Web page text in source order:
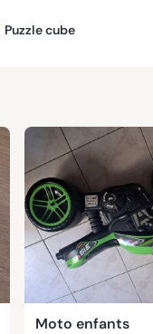
Puzzle cube
Moto enfants